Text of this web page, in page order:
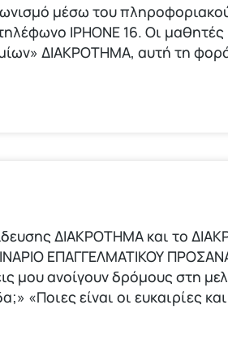
μέσω του
ΙΡΗΟΝΕ 16. Οι
ΔΙΑΚΡΟΤΗΜΑ, αυτή τη
ΔΙΑΚΡΟΤΗΜΑ και το
ΕΠΑΓΓΕΛΜΑΤΙΚΟΥ
μου ανοίγουν δρόμους στη
«Ποιες είναι οι ευκαιρίες